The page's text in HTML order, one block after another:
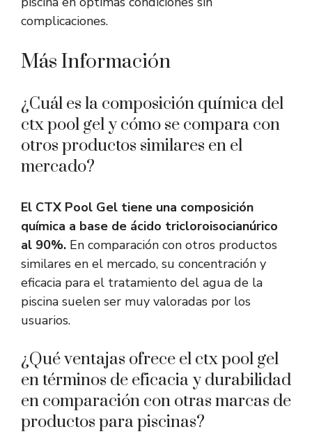
complicaciones.
Más Información
¿Cuál es la composición química del
ctx pool gel y cómo se compara con
otros productos similares en el
mercado?
El CTX Pool Gel tiene una composición
química a base de ácido tricloroisocianúrico
al 90%. En comparación con otros productos
similares en el mercado, su concentración y
eficacia para el tratamiento del agua de la
piscina suelen ser muy valoradas por los
usuarios.
¿Qué ventajas ofrece el ctx pool gel
en términos de eficacia y durabilidad
en comparación con otras marcas de
productos para piscinas?